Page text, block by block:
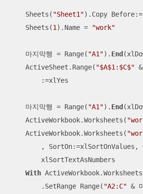
    Sheets(
"Sheet1").Copy
    Sheets(
1 ).Name = "work"
    마지막행 = Range(
"A1"). End
    ActiveSheet.Range(
"$A$1:$C$"
        :=xlYes
    마지막행 = Range(
"A1"). End
    ActiveWorkbook.Worksheets(
    ActiveWorkbook.Worksheets(
        , SortOn:=xlSortOnValues,
        xlSortTextAsNumbers
With
        .SetRange Range(
"A2:C" &